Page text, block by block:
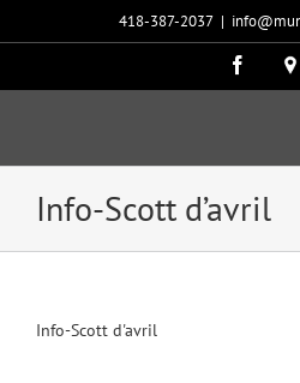
418-387-2037 |
Info-Scott d’avril
Info-Scott d'avril